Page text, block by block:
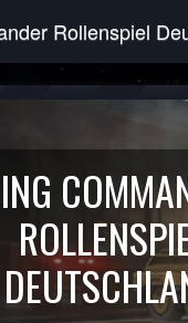
Rollenspiel